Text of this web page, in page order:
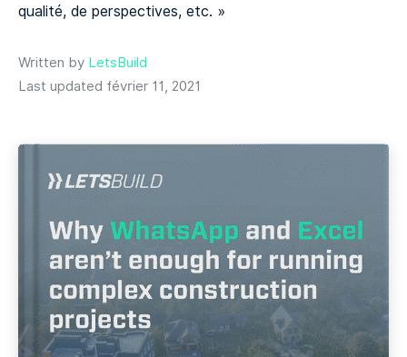
qualité, de perspectives, etc. »
Written by LetsBuild
Last updated février 11, 2021